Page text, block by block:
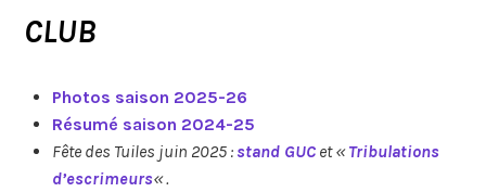
CLUB
Photos saison 2025-26
Résumé saison 2024-25
Fête des Tuiles juin 2025 : stand GUCet «Tribulations
d’escrimeurs« .